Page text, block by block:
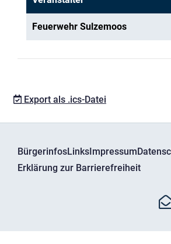
Feuerwehr Sulzemoos
Export als .ics-Datei
BürgerinfosLinksImpressum
Erklärung zur Barrierefreiheit